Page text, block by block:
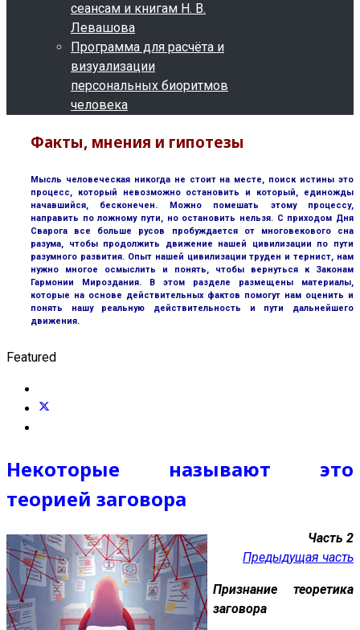
сеансам и книгам Н. В.
Левашова
Программа для расчёта и
визуализации
персональных биоритмов
человека
Факты, мнения и гипотезы
Мысль человеческая никогда не стоит на месте, поиск истины это
процесс, который невозможно остановить и который, единожды
начавшийся, бесконечен. Можно помешать этому процессу,
направить по ложному пути, но остановить нельзя. С приходом Дня
Сварога все больше русов пробуждается от многовекового сна
разума, чтобы продолжить движение нашей цивилизации по пути
разумного развития. Опыт нашей цивилизации труден и тернист, нам
нужно многое осмыслить и понять, чтобы вернуться к Законам
Гармонии Мироздания. В этом разделе размещены материалы,
которые на основе действительных фактов помогут нам оценить и
понять нашу реальную действительность и пути дальнейшего
движения.
Featured
Некоторые называют это
теорией заговора
Часть 2
Предыдущая часть
Признание теоретика
заговора